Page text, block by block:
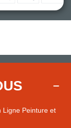
Ligne Peinture et